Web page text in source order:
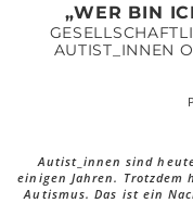
„WER BIN
AUTIST_INNEN
Autist_innen sind
einigen Jahren. Trotzdem
Autismus. Das ist ein